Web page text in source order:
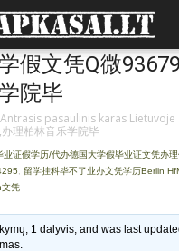
假文凭Q微
院毕
Antrasis pasaulinis karas Lietuvoje
理柏林音乐学院毕
业证假学历/代办德国大学假毕业证文凭办
留学挂科毕不了业办文凭学历Berlin
凭
1 dalyvis, and was last
.